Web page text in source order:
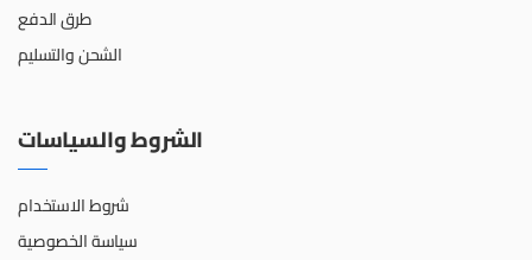
طرق الدفع
الشحن والتسليم
الشروط والسياسات
شروط الاستخدام
سياسة الخصوصية